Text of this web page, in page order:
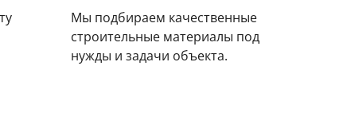
Мы подбираем качественные
строительные материалы под
нужды и задачи объекта.